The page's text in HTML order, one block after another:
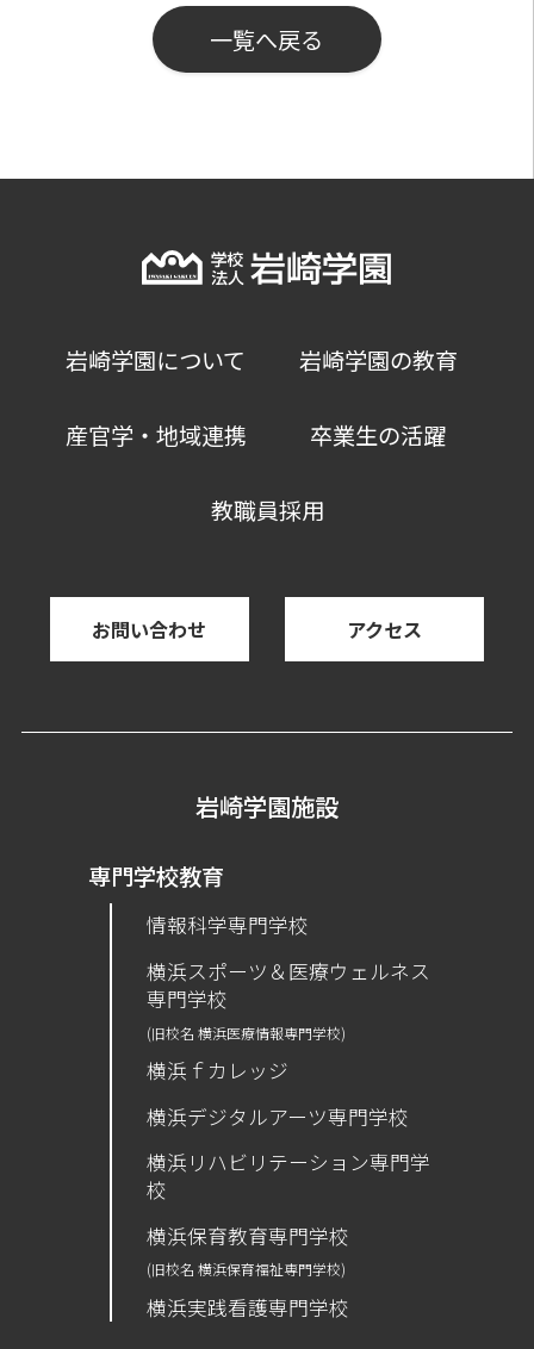
一覧へ戻る
岩崎学園について 岩崎学園の教育
産官学・地域連携 卒業生の活躍
教職員採用
お問い合わせ アクセス
岩崎学園施設
専門学校教育
情報科学専門学校
横浜スポーツ＆医療ウェルネス
専門学校
(旧校名 横浜医療情報専門学校)
横浜ｆカレッジ
横浜デジタルアーツ専門学校
横浜リハビリテーション専門学
校
横浜保育教育専門学校
(旧校名 横浜保育福祉専門学校)
横浜実践看護専門学校